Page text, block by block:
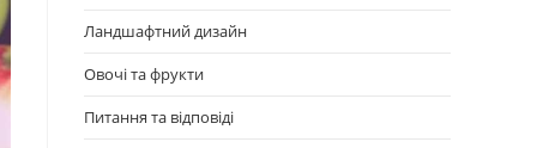
Ландшафтний дизайн
Овочі та фрукти
Питання та відповіді